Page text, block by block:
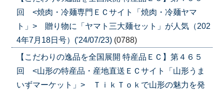
回 <焼肉・冷麺専門ＥＣサイト「焼肉・冷麺ヤマ
ト」> 贈り物に「ヤマト三大麺セット」が人気（202
4年7月18日号）('24/07/23) (0788)
【こだわりの逸品を全国展開 特産品ＥＣ】第４６５
回 <山形の特産品・産地直送ＥＣサイト「山形うま
いずマーケット」> ＴｉｋＴｏｋで山形の魅力を発